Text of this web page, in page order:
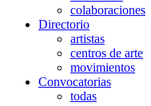
colaboraciones
Directorio
artistas
centros de arte
movimientos
Convocatorias
todas